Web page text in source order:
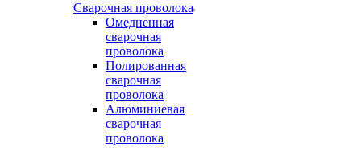
Сварочная проволока
Омедненная
сварочная
проволока
Полированная
сварочная
проволока
Алюминиевая
сварочная
проволока